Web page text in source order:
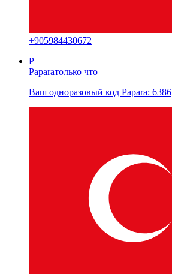
+905984430672
P
Paparaтолько что
Ваш одноразовый код Papara: 6386